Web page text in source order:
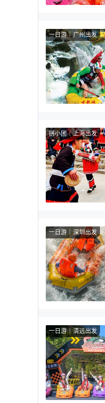
一日游 广州出发
拼小团 上海出发
一日游 深圳出发
一日游 清远出发